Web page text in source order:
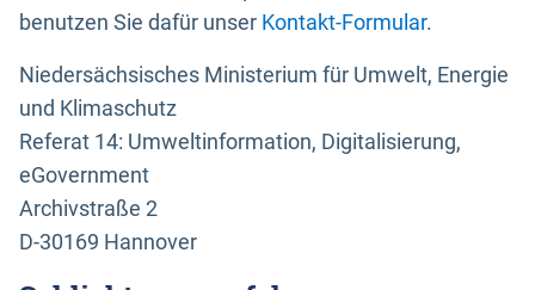
benutzen Sie dafür unser Kontakt-Formular.
Niedersächsisches Ministerium für Umwelt, Energie
und Klimaschutz
Referat 14: Umweltinformation, Digitalisierung,
eGovernment
Archivstraße 2
D-30169 Hannover